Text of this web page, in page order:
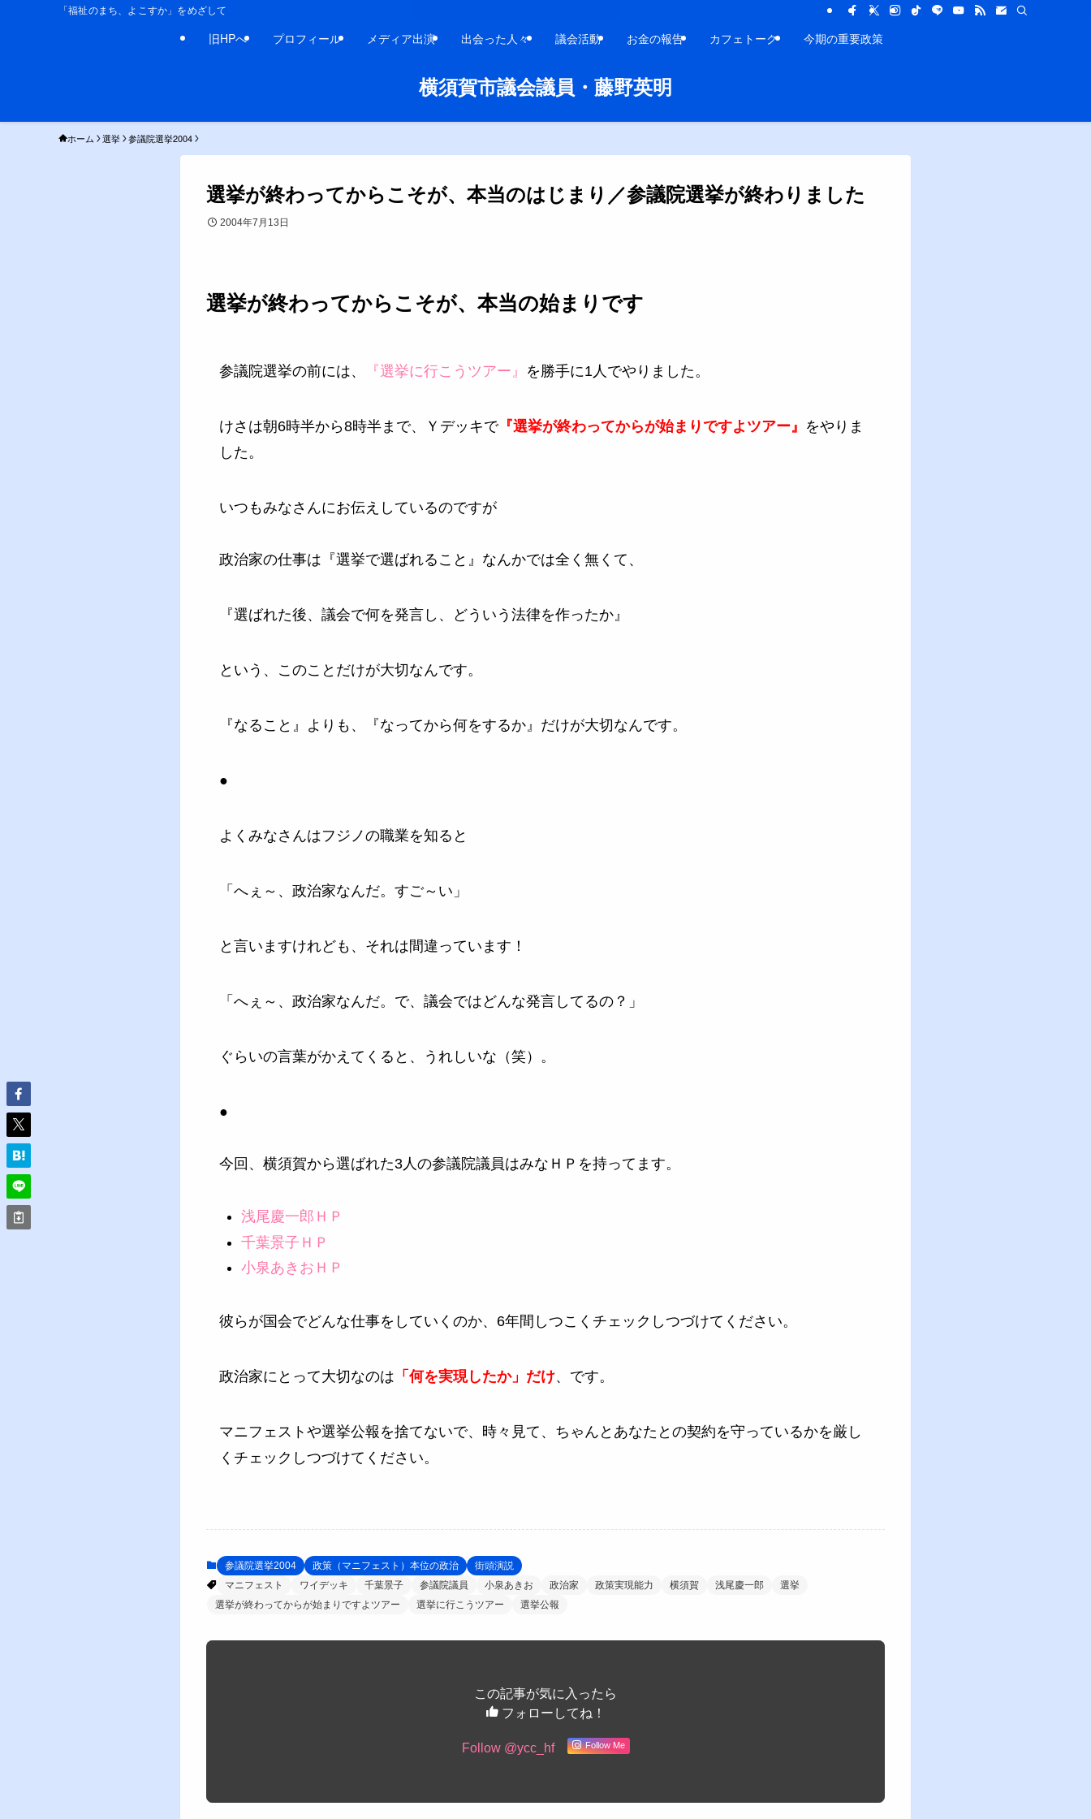
「福祉のまち、よこすか」をめざして
横須賀市議会議員・藤野英明
旧HPへ プロフィール メディア出演 出会った人々 議会活動 お金の報告 カフェトーク 今期の重要政策
ホーム 選挙 参議院選挙2004
選挙が終わってからこそが、本当のはじまり／参議院選挙が終わりました
2004年7月13日
選挙が終わってからこそが、本当の始まりです
参議院選挙の前には、 『選挙に行こうツアー』 を勝手に1人でやりました。
けさは朝6時半から8時半まで、Ｙデッキで『選挙が終わってからが始まりですよツアー』 をやりま
した。
いつもみなさんにお伝えしているのですが
政治家の仕事は『選挙で選ばれること』なんかでは全く無くて、
『選ばれた後、議会で何を発言し、どういう法律を作ったか』
という、このことだけが大切なんです。
『なること』よりも、『なってから何をするか』だけが大切なんです。
●
よくみなさんはフジノの職業を知ると
「へぇ～、政治家なんだ。すご～い」
と言いますけれども、それは間違っています！
「へぇ～、政治家なんだ。で、議会ではどんな発言してるの？」
ぐらいの言葉がかえてくると、うれしいな（笑）。
●
今回、横須賀から選ばれた3人の参議院議員はみなＨＰを持ってます。
浅尾慶一郎ＨＰ
千葉景子ＨＰ
小泉あきおＨＰ
彼らが国会でどんな仕事をしていくのか、6年間しつこくチェックしつづけてください。
政治家にとって大切なのは 「何を実現したか」だけ、です。
マニフェストや選挙公報を捨てないで、時々見て、ちゃんとあなたとの契約を守っているかを厳し
くチェックしつづけてください。
参議院選挙2004 政策（マニフェスト）本位の政治
街頭演説
マニフェスト
ワイデッキ 千葉景子 参議院議員 小泉あきお 政治家 政策実現能力 横須賀 浅尾慶一郎
選挙
選挙が終わってからが始まりですよツアー
選挙に行こうツアー 選挙公報
この記事が気に入ったら
フォローしてね！
Follow @ycc_hf Follow Me